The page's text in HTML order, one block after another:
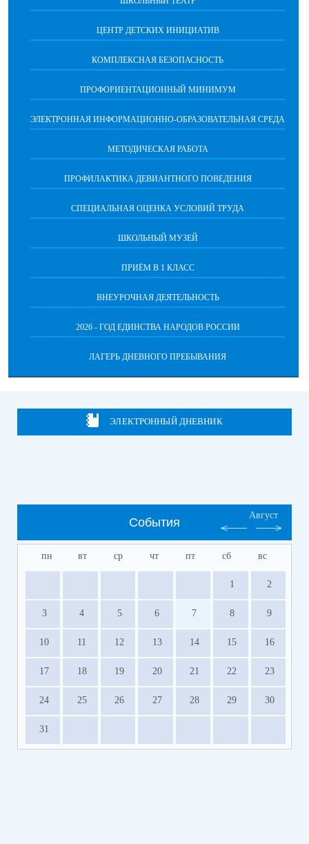
ЦЕНТР ДЕТСКИХ ИНИЦИАТИВ
КОМПЛЕКСНАЯ БЕЗОПАСНОСТЬ
ПРОФОРИЕНТАЦИОННЫЙ МИНИМУМ
ЭЛЕКТРОННАЯ ИНФОРМАЦИОННО-ОБРАЗОВАТЕЛЬНАЯ СРЕДА
МЕТОДИЧЕСКАЯ РАБОТА
ПРОФИЛАКТИКА ДЕВИАНТНОГО ПОВЕДЕНИЯ
СПЕЦИАЛЬНАЯ ОЦЕНКА УСЛОВИЙ ТРУДА
ШКОЛЬНЫЙ МУЗЕЙ
ПРИЁМ В 1 КЛАСС
ВНЕУРОЧНАЯ ДЕЯТЕЛЬНОСТЬ
2026 - ГОД ЕДИНСТВА НАРОДОВ РОССИИ
ЛАГЕРЬ ДНЕВНОГО ПРЕБЫВАНИЯ
ЭЛЕКТРОННЫЙ ДНЕВНИК
События
Август
пн вт ср чт пт сб вс
1 2
3 4 5 6 7 8 9
10 11 12 13 14 15 16
17 18 19 20 21 22 23
24 25 26 27 28 29 30
31